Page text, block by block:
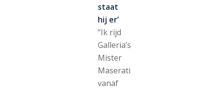
staat
hij er’
‘’Ik rijd
Galleria’s
Mister
Maserati
vanaf